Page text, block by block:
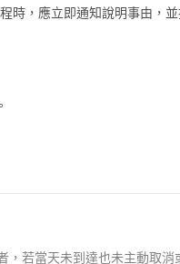
，應立即通知說明事由，並
，若當天未到達也未主動取消